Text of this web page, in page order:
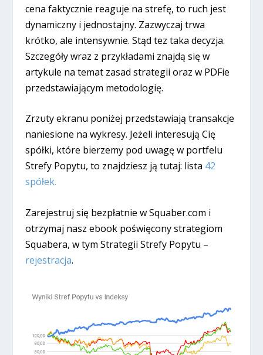
cena faktycznie reaguje na strefę, to ruch jest
dynamiczny i jednostajny. Zazwyczaj trwa
krótko, ale intensywnie. Stąd tez taka decyzja.
Szczegóły wraz z przykładami znajdą się w
artykule na temat zasad strategii oraz w PDFie
przedstawiającym metodologię.
Zrzuty ekranu poniżej przedstawiają transakcje
naniesione na wykresy. Jeżeli interesują Cię
spółki, które bierzemy pod uwagę w portfelu
Strefy Popytu, to znajdziesz ją tutaj: lista 42
spółek.
Zarejestruj się bezpłatnie w Squaber.com i
otrzymaj nasz ebook poświęcony strategiom
Squabera, w tym Strategii Strefy Popytu –
rejestracja.